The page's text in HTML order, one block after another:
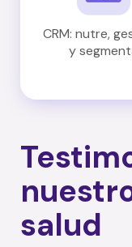
CRM: nutre,
y
salud